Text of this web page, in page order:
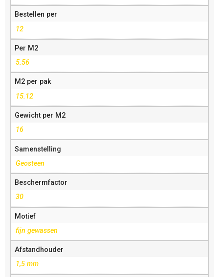
Bestellen per
12
Per M2
5.56
M2 per pak
15.12
Gewicht per M2
16
Samenstelling
Geosteen
Beschermfactor
30
Motief
fijn gewassen
Afstandhouder
1,5 mm